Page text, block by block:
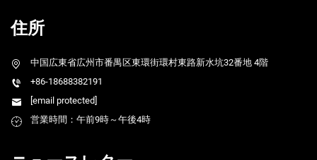
住所
中国広東省広州市番禺区東環街環村東路新水坑32番地 4階
+86-18688382191
[email protected]
営業時間：午前9時～午後4時